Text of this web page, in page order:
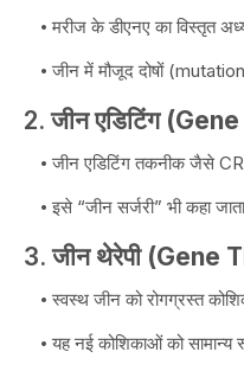
मरीज के डीएनए का विस्तृत
जीन में मौजूद दोषों
2.जीन एडिटिंग
जीन एडिटिंग तकनीक जैसे
इसे “जीन सर्जरी” भी कहा
3.जीन थेरेपी (Gene
स्वस्थ जीन को रोगग्रस्त
यह नई कोशिकाओं को